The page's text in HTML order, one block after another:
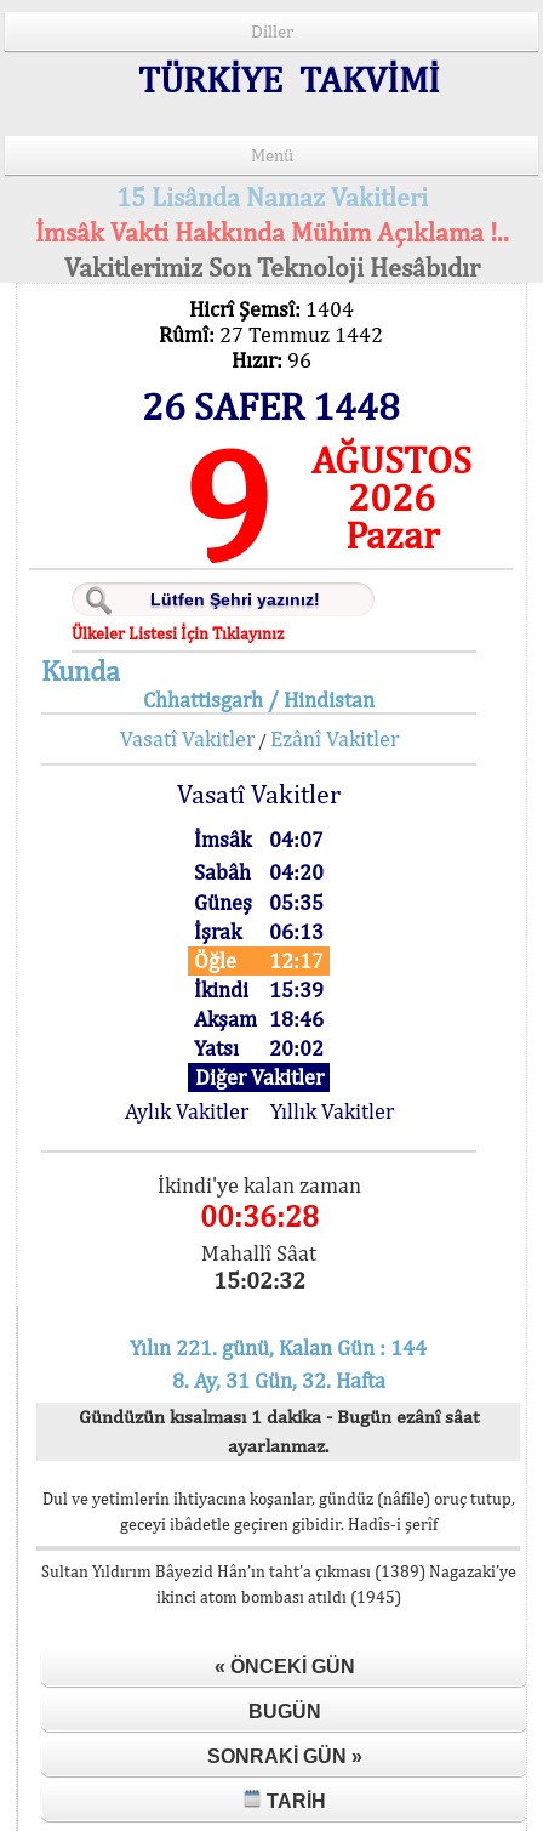
Diller
TÜRKİYE TAKVİMİ
Menü
15 Lisânda Namaz Vakitleri
İmsâk Vakti Hakkında Mühim Açıklama !..
Vakitlerimiz Son Teknoloji Hesâbıdır
Hicrî Şemsî: 1404
Rûmî: 27 Temmuz 1442
Hızır: 96
26 SAFER 1448
9
AĞUSTOS
2026
Pazar
Ülkeler Listesi İçin Tıklayınız
Kunda
Chhattisgarh / Hindistan
Vasatî Vakitler/ Ezânî Vakitler
Vasatî Vakitler
İmsâk
04:07
Sabâh
04:20
Güneş
05:35
İşrak
06:13
Öğle
12:17
İkindi
15:39
Akşam 18:46
Yatsı
20:02
Diğer Vakitler
Aylık Vakitler
Yıllık Vakitler
İkindi'ye kalan zaman
00:36:27
Mahallî Sâat
15:02:33
Yılın 221. günü, Kalan Gün : 144
8. Ay, 31 Gün, 32. Hafta
Gündüzün kısalması 1 dakika - Bugün ezânî sâat
ayarlanmaz.
Dul ve yetimlerin ihtiyacına koşanlar, gündüz (nâfile) oruç tutup,
geceyi ibâdetle geçiren gibidir. Hadîs-i şerîf
Sultan Yıldırım Bâyezid Hân’ın taht’a çıkması (1389) Nagazaki’ye
ikinci atom bombası atıldı (1945)
« ÖNCEKI GÜN
BUGÜN
SONRAKI GÜN »
TARIH